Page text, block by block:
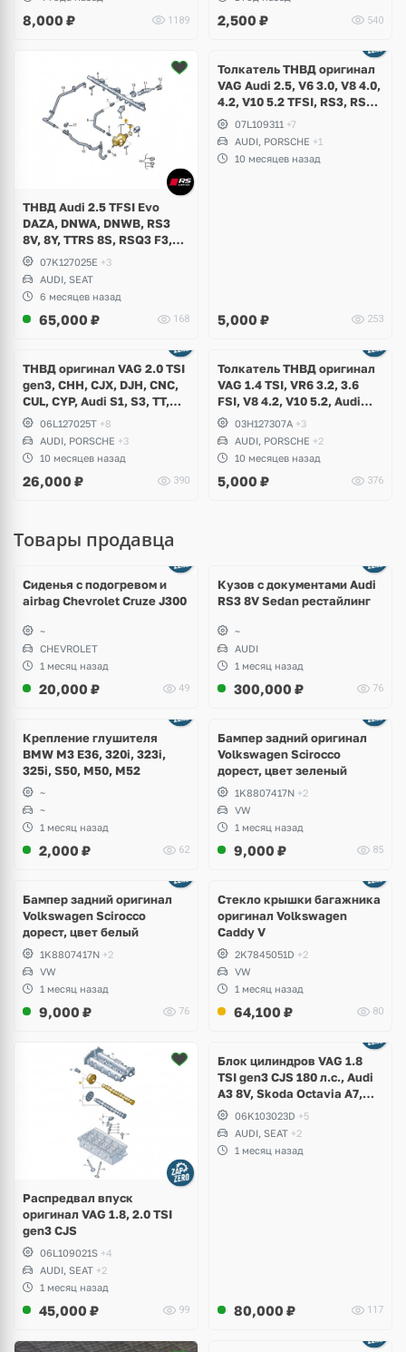
8,000 ₽ 1189 2,500 ₽ 540
ТНВД Audi 2.5 TFSI Evo
DAZA, DNWA, DNWB, RS3
8V, 8Y, TTRS 8S, RSQ3 F3,
Seat Formentor Cupra
07K127025E +3
AUDI, SEAT
6 месяцев назад
65,000 ₽ 168
Толкатель ТНВД оригинал
VAG Audi 2.5, V6 3.0, V8 4.0,
4.2, V10 5.2 TFSI, RS3, RS4
B8, RS5, A6, S6, RS6 C7, A7,
S7, RS7, A8, S8, TTRS, R8,
SQ5, Q7, Porsche Cayenne,
Bentley, Lamborghini
07L109311 +7
AUDI, PORSCHE +1
10 месяцев назад
5,000 ₽ 253
ТНВД оригинал VAG 2.0 TSI
gen3, СHH, CJX, DJH, CNC,
CUL, CYP, Audi S1, S3, TT,
TTS, A4 B8, A5, A6 C7, A7,
Q3, Q5, Volkswagen Golf 7
R, GTI, Tiguan, Passat B8,
Teramont, Porsche Macan
06L127025T +8
AUDI, PORSCHE +3
10 месяцев назад
26,000 ₽ 390
Толкатель ТНВД оригинал
VAG 1.4 TSI, VR6 3.2, 3.6
FSI, V8 4.2, V10 5.2, Audi
RS4 B7, S5 B8, A6, S6 C6, A8
D3, Q7, R8, Volkswagen
Passat B6 R36, CC, Touareg
GP, NF, Teramont, Porsche
Cayenne
03H127307A +3
AUDI, PORSCHE +2
10 месяцев назад
5,000 ₽ 376
Товары продавца
Сиденья с подогревом и
airbag Chevrolet Cruze J300
~
CHEVROLET
1 месяц назад
20,000 ₽ 49
Кузов с документами Audi
RS3 8V Sedan рестайлинг
~
AUDI
1 месяц назад
300,000 ₽ 76
Крепление глушителя
BMW M3 E36, 320i, 323i,
325i, S50, M50, M52
~
~
1 месяц назад
2,000 ₽ 62
Бампер задний оригинал
Volkswagen Scirocco
дорест, цвет зеленый
1K8807417N +2
VW
1 месяц назад
9,000 ₽ 85
Бампер задний оригинал
Volkswagen Scirocco
дорест, цвет белый
1K8807417N +2
VW
1 месяц назад
9,000 ₽ 76
Стекло крышки багажника
оригинал Volkswagen
Caddy V
2K7845051D +2
VW
1 месяц назад
64,100 ₽ 80
Распредвал впуск
оригинал VAG 1.8, 2.0 TSI
gen3 CJS
06L109021S +4
AUDI, SEAT +2
1 месяц назад
45,000 ₽ 99
2 фото
Блок цилиндров VAG 1.8
TSI gen3 CJS 180 л.с., Audi
A3 8V, Skoda Octavia A7,
Superb, Volkswagen Passat
B8, Golf VII Alltrack, Seat
Leon
06K103023D +5
AUDI, SEAT +2
1 месяц назад
80,000 ₽ 117
2 фото